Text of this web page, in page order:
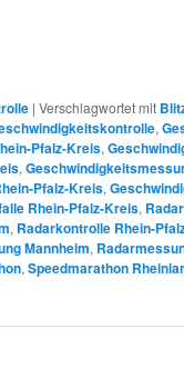
| Verschlagwortet mit
,
Pfalz-Kreis,
,
Pfalz-Kreis,
Rhein-Pfalz-Kreis,
, Radarkontrolle Rhein-
Mannheim,
, Speedmarathon